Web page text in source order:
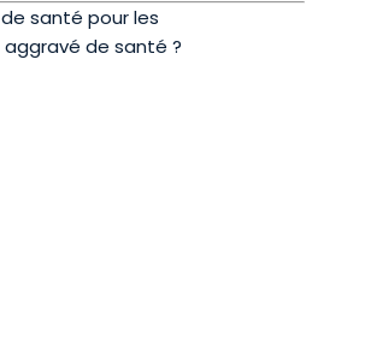
santé pour les
de santé ?